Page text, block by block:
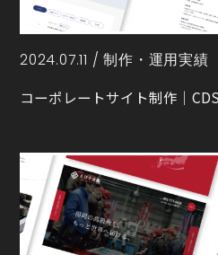
2024.07.11 /制作・運用実績
コーポレートサイト制作｜